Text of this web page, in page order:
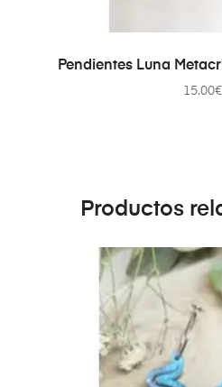
Pendientes Luna
15.00€
Productos